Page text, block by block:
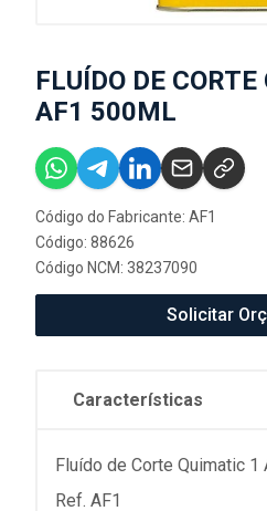
FLUÍDO DE
AF1 500ML
Código do Fabricante: AF1
Código: 88626
Código NCM: 38237090
Solicitar
Características
Fluído de Corte Quimatic 1
Ref. AF1